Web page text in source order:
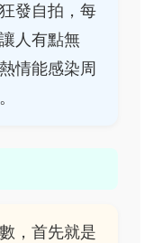
發自拍，每
人有點無
情能感染周
，首先就是